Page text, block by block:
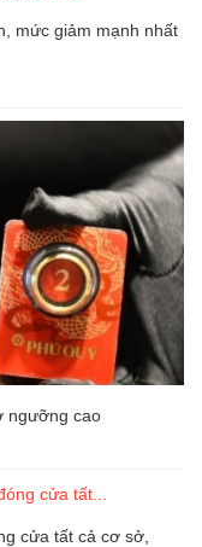
mức giảm mạnh nhất
ngưỡng cao
cửa tất cả cơ sở,